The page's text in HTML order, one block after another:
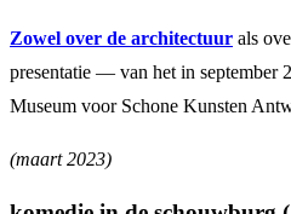
Zowel over de architectuur als
presentatie — van het in september
Museum voor Schone Kunsten
(maart 2023)